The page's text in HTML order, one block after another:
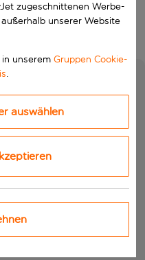
zugeschnittenen Werbe-
unserer Website
unserem Gruppen Cookie-
.
auswählen